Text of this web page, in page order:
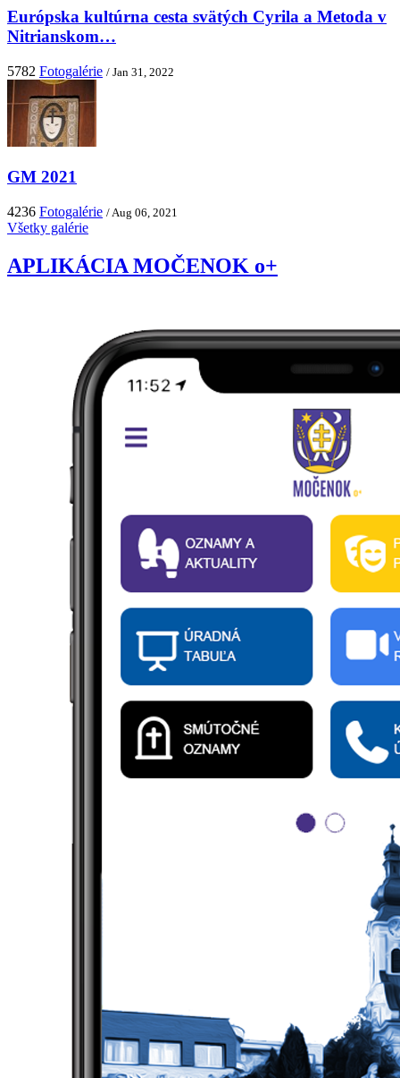
Európska kultúrna cesta svätých Cyrila a Metoda v
Nitrianskom…
5782 Fotogalérie / Jan 31, 2022
GM 2021
4236 Fotogalérie / Aug 06, 2021
Všetky galérie
APLIKÁCIA MOČENOK o+